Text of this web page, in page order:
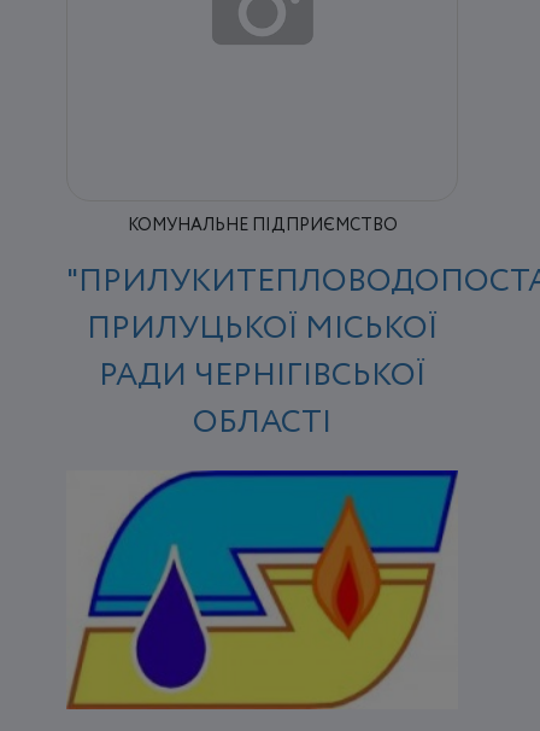
КОМУНАЛЬНЕ ПІДПРИЄМСТВО
ПРИЛУЦЬКОЇ МІСЬКОЇ
РАДИ ЧЕРНІГІВСЬКОЇ
ОБЛАСТІ